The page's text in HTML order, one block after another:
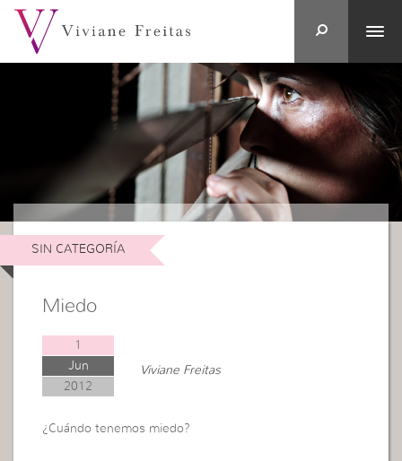
SIN CATEGORÍA
Miedo
1
Jun
2012
Viviane Freitas
¿Cuándo tenemos miedo?